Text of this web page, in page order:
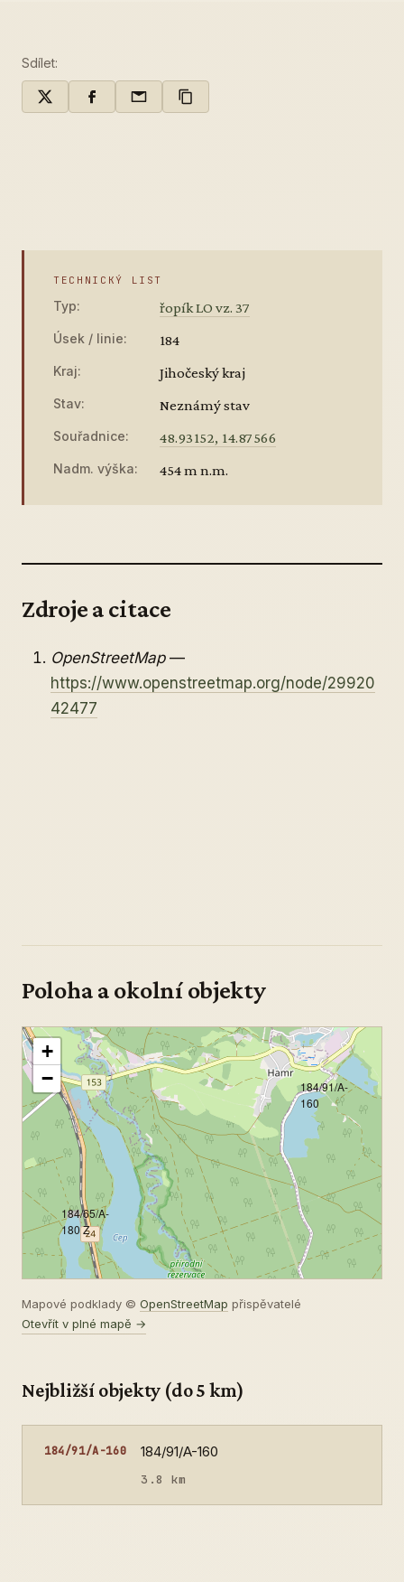
Sdílet:
TECHNICKÝ LIST
Typ: řopík LO vz. 37
Úsek / linie: 184
Kraj: Jihočeský kraj
Stav: Neznámý stav
Souřadnice: 48.93152, 14.87566
Nadm. výška: 454 m n.m.
Zdroje a citace
OpenStreetMap—
https://www.openstreetmap.org/node/29920
42477
Poloha a okolní objekty
184/65/A-
180 Z
184/91/A-
160
+
−
Mapové podklady © OpenStreetMap přispěvatelé
Otevřít v plné mapě →
Nejbližší objekty (do 5 km)
184/91/A-160 184/91/A-160
3.8 km